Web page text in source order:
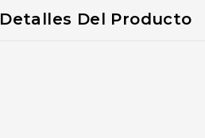
Detalles Del Producto